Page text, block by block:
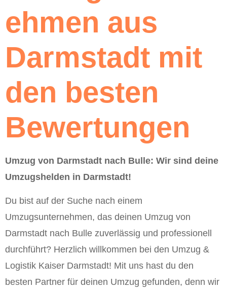
ehmen aus
Darmstadt mit
den besten
Bewertungen
Umzug von Darmstadt nach Bulle: Wir sind deine
Umzugshelden in Darmstadt!
Du bist auf der Suche nach einem
Umzugsunternehmen, das deinen Umzug von
Darmstadt nach Bulle zuverlässig und professionell
durchführt? Herzlich willkommen bei den Umzug &
Logistik Kaiser Darmstadt! Mit uns hast du den
besten Partner für deinen Umzug gefunden, denn wir